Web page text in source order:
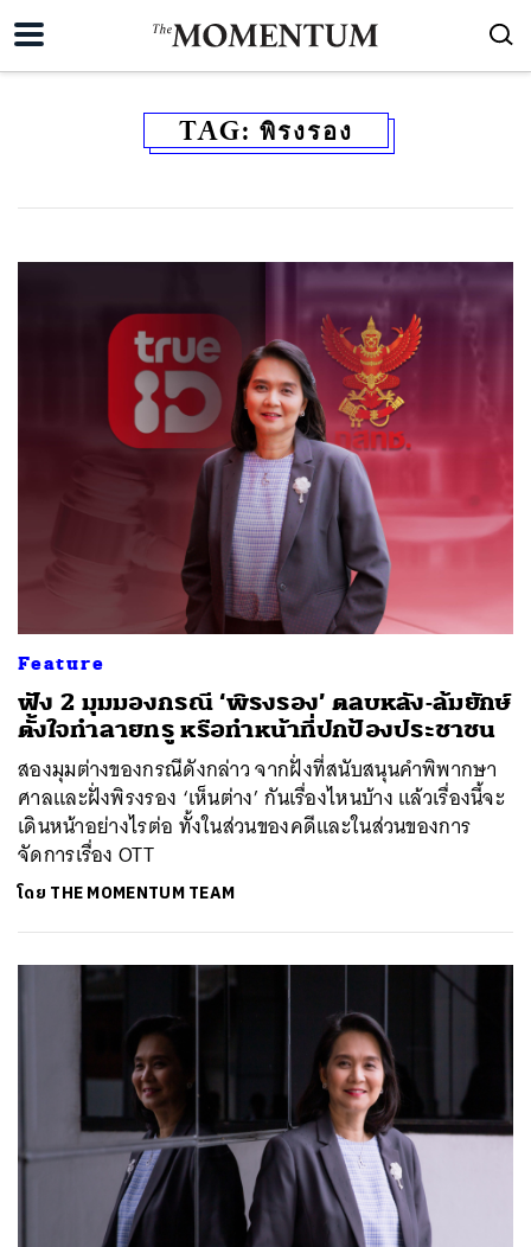
TAG: พิรงรอง
Feature
ฟัง 2 มุมมองกรณี ‘พิรงรอง’ ตลบหลัง-ล้มยักษ์
ตั้งใจทำลายทรู หรือทำหน้าที่ปกป้องประชาชน
สองมุมต่างของกรณีดังกล่าว จากฝั่งที่สนับสนุนคำพิพากษา
ศาลและฝั่งพิรงรอง ‘เห็นต่าง’ กันเรื่องไหนบ้าง แล้วเรื่องนี้จะ
เดินหน้าอย่างไรต่อ ทั้งในส่วนของคดีและในส่วนของการ
จัดการเรื่อง OTT
โดย THE MOMENTUM TEAM